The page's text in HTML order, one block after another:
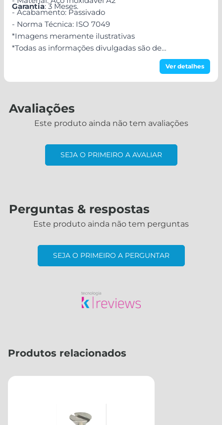
Ver detalhes
- Acabamento: Passivado
- Norma Técnica: ISO 7049
Garantia: 3 Meses.
*Imagens meramente ilustrativas
*Todas as informações divulgadas são de
responsabilidade do Fabricante/Fornecedor!
Avaliações
Este produto ainda não tem avaliações
SEJA O PRIMEIRO A AVALIAR
Perguntas & respostas
Este produto ainda não tem perguntas
SEJA O PRIMEIRO A PERGUNTAR
Produtos relacionados